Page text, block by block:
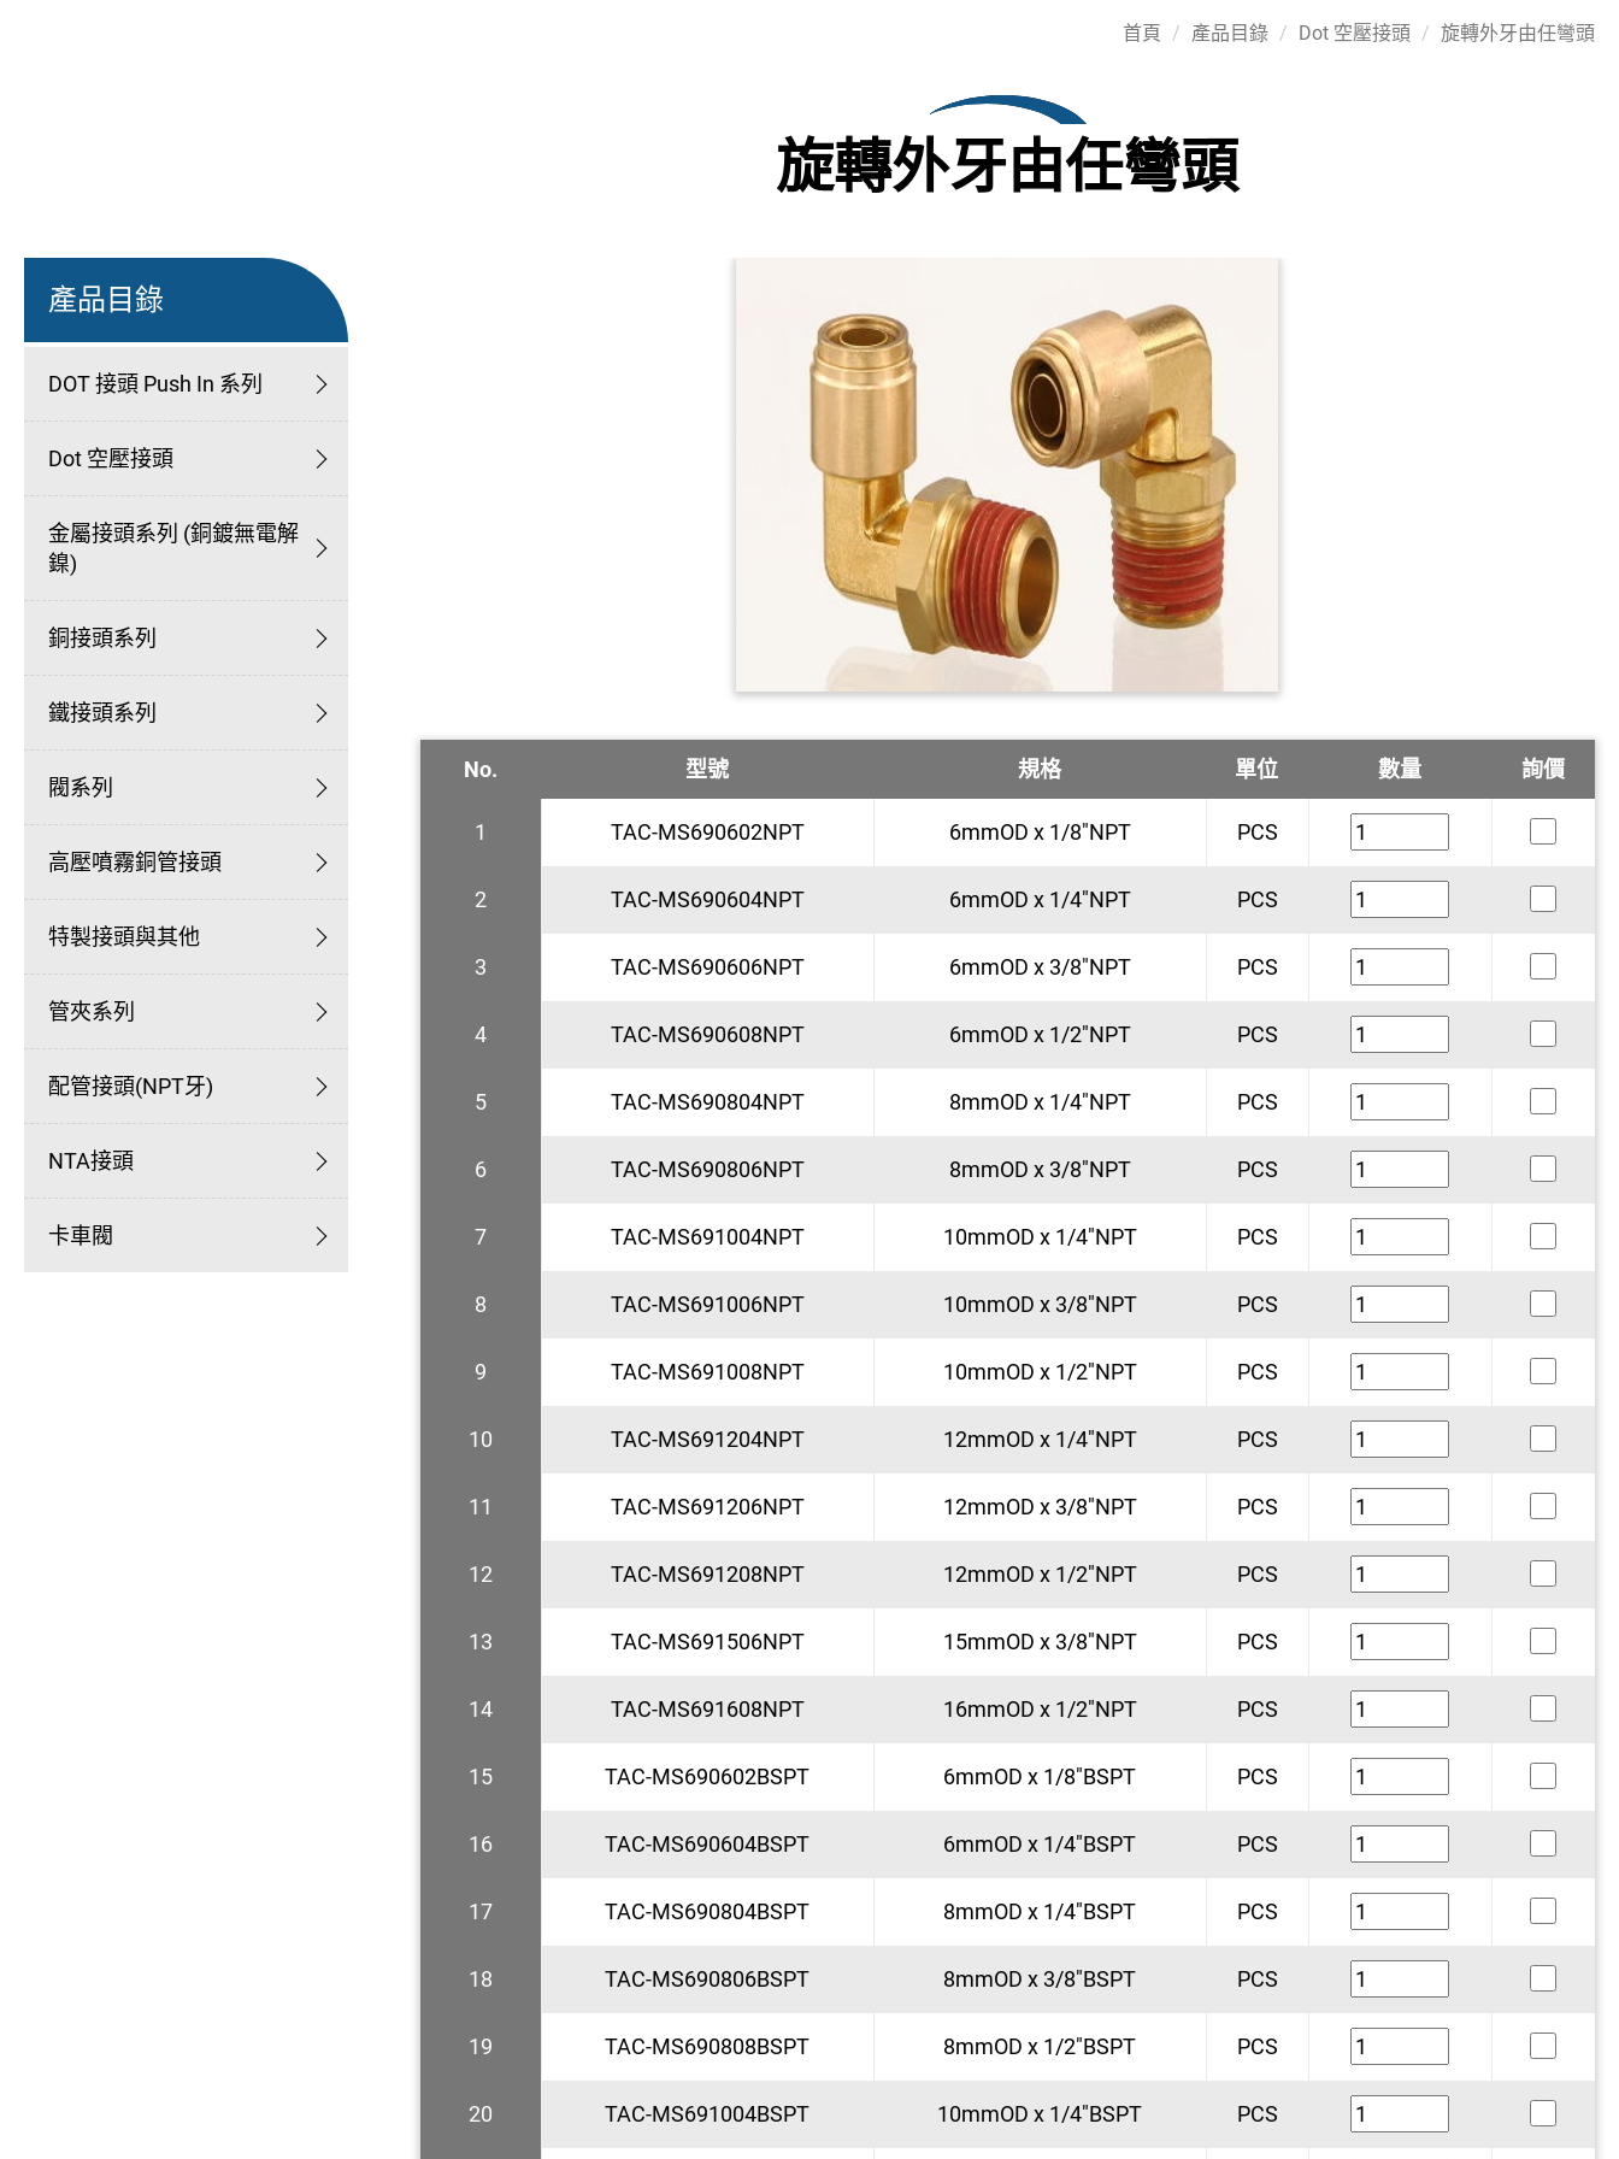
產品目錄
DOT 接頭 Push In 系列
Dot 空壓接頭
金屬接頭系列 (銅鍍無電解
鎳)
銅接頭系列
鐵接頭系列
閥系列
高壓噴霧銅管接頭
特製接頭與其他
管夾系列
配管接頭(NPT牙)
NTA接頭
卡車閥
首頁 產品目錄 Dot 空壓接頭 旋轉外牙由任彎頭
旋轉外牙由任彎頭
No. 型號 規格 單位 數量 詢價
1 TAC-MS690602NPT 6mmOD x 1/8"NPT PCS
2 TAC-MS690604NPT 6mmOD x 1/4"NPT PCS
3 TAC-MS690606NPT 6mmOD x 3/8"NPT PCS
4 TAC-MS690608NPT 6mmOD x 1/2"NPT PCS
5 TAC-MS690804NPT 8mmOD x 1/4"NPT PCS
6 TAC-MS690806NPT 8mmOD x 3/8"NPT PCS
7 TAC-MS691004NPT 10mmOD x 1/4"NPT PCS
8 TAC-MS691006NPT 10mmOD x 3/8"NPT PCS
9 TAC-MS691008NPT 10mmOD x 1/2"NPT PCS
10 TAC-MS691204NPT 12mmOD x 1/4"NPT PCS
11 TAC-MS691206NPT 12mmOD x 3/8"NPT PCS
12 TAC-MS691208NPT 12mmOD x 1/2"NPT PCS
13 TAC-MS691506NPT 15mmOD x 3/8"NPT PCS
14 TAC-MS691608NPT 16mmOD x 1/2"NPT PCS
15 TAC-MS690602BSPT 6mmOD x 1/8"BSPT PCS
16 TAC-MS690604BSPT 6mmOD x 1/4"BSPT PCS
17 TAC-MS690804BSPT 8mmOD x 1/4"BSPT PCS
18 TAC-MS690806BSPT 8mmOD x 3/8"BSPT PCS
19 TAC-MS690808BSPT 8mmOD x 1/2"BSPT PCS
20 TAC-MS691004BSPT 10mmOD x 1/4"BSPT PCS